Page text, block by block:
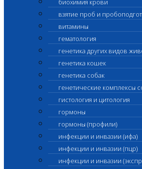
биохимия крови
взятие проб и
витамины
гематология
генетика других видов
генетика кошек
генетика собак
генетические комплексы
гистология и цитология
гормоны
гормоны (профили)
инфекции и инвазии (ифа)
инфекции и инвазии (пцр)
инфекции и инвазии